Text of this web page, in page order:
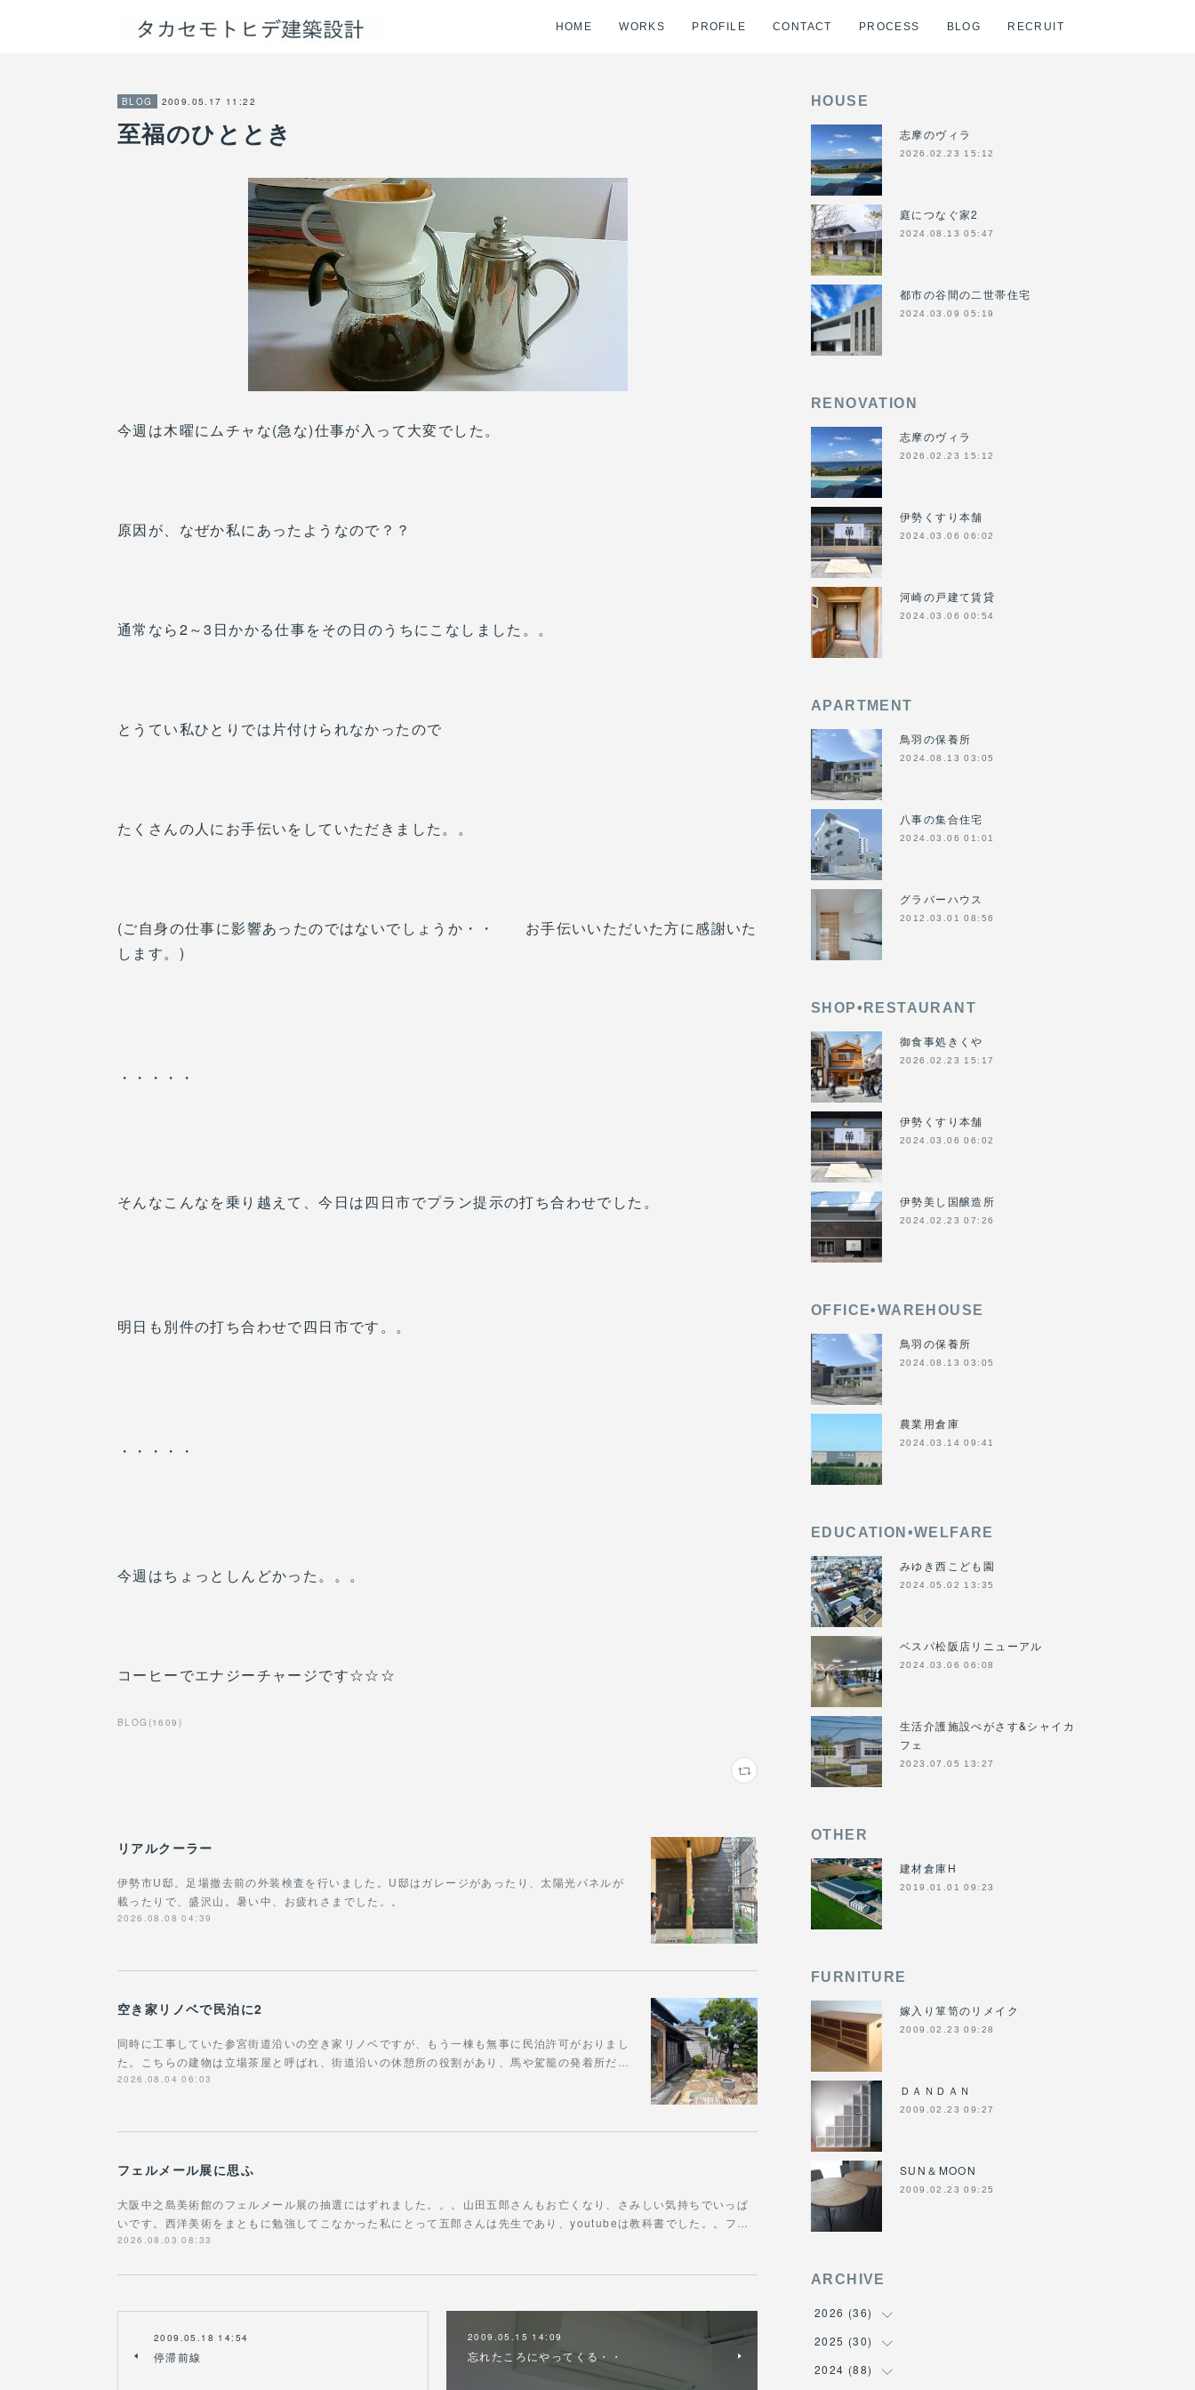
HOME WORKS PROFILE CONTACT PROCESS BLOG RECRUIT
BLOG 2009.05.17 11:22
至福のひととき
今週は木曜にムチャな(急な)仕事が入って大変でした。
原因が、なぜか私にあったようなので？？
通常なら2～3日かかる仕事をその日のうちにこなしました。。
とうてい私ひとりでは片付けられなかったので
たくさんの人にお手伝いをしていただきました。。
(ご自身の仕事に影響あったのではないでしょうか・・ お手伝いいただいた方に感謝いた
します。)
・・・・・
そんなこんなを乗り越えて、今日は四日市でプラン提示の打ち合わせでした。
明日も別件の打ち合わせで四日市です。。
・・・・・
今週はちょっとしんどかった。。。
コーヒーでエナジーチャージです☆☆☆
BLOG (1609 )
リアルクーラー
伊勢市U邸。足場撤去前の外装検査を行いました。U邸はガレージがあったり、太陽光パネルが
載ったりで、盛沢山。暑い中、お疲れさまでした。。
2026.08.08 04:39
空き家リノベで民泊に2
同時に工事していた参宮街道沿いの空き家リノベですが、もう一棟も無事に民泊許可がおりまし
た。こちらの建物は立場茶屋と呼ばれ、街道沿いの休憩所の役割があり、馬や駕籠の発着所だ…
2026.08.04 06:03
フェルメール展に思ふ
大阪中之島美術館のフェルメール展の抽選にはずれました。。。山田五郎さんもお亡くなり、さみしい気持ちでいっぱ
いです。西洋美術をまともに勉強してこなかった私にとって五郎さんは先生であり、youtubeは教科書でした。。フ…
2026.08.03 08:33
2009.05.18 14:54
停滞前線
2009.05.15 14:09
忘れたころにやってくる・・
HOUSE
志摩のヴィラ
2026.02.23 15:12
庭につなぐ家2
2024.08.13 05:47
都市の谷間の二世帯住宅
2024.03.09 05:19
RENOVATION
志摩のヴィラ
2026.02.23 15:12
伊勢くすり本舗
2024.03.06 06:02
河崎の戸建て賃貸
2024.03.06 00:54
APARTMENT
鳥羽の保養所
2024.08.13 03:05
八事の集合住宅
2024.03.06 01:01
グラバーハウス
2012.03.01 08:56
SHOP•RESTAURANT
御食事処きくや
2026.02.23 15:17
伊勢くすり本舗
2024.03.06 06:02
伊勢美し国醸造所
2024.02.23 07:26
OFFICE•WAREHOUSE
鳥羽の保養所
2024.08.13 03:05
農業用倉庫
2024.03.14 09:41
EDUCATION•WELFARE
みゆき西こども園
2024.05.02 13:35
ベスパ松阪店リニューアル
2024.03.06 06:08
生活介護施設ぺがさす&シャイカ
フェ
2023.07.05 13:27
OTHER
建材倉庫H
2019.01.01 09:23
FURNITURE
嫁入り箪笥のリメイク
2009.02.23 09:28
ＤＡＮＤＡＮ
2009.02.23 09:27
SUN＆MOON
2009.02.23 09:25
ARCHIVE
2026 (36)
(3)
(4)
2025 (30)
(6)
2024 (88)